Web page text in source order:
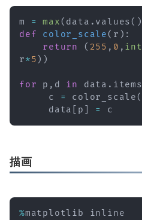
m = max ( data . values ( )
def
color_scale ( r ) :
return
( 255 , 0 , int
r*5 ) )
for p , d in data . items
     c
= color_scale (
     data
p = c
描画
%